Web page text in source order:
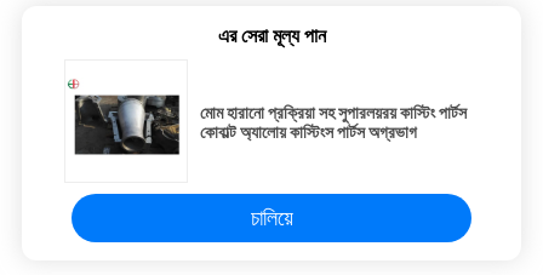
এর সেরা মূল্য পান
মোম হারানো প্রক্রিয়া সহ সুপারলয়রয় কাস্টিং পার্টস
কোবাল্ট অ্যালোয় কাস্টিংস পার্টস অগ্রভাগ
চালিয়ে